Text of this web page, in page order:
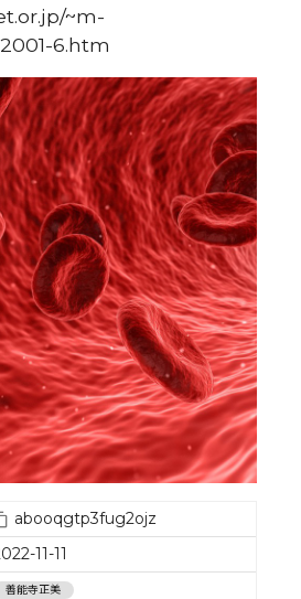
~m-
6.htm
abooqgtp3fug2ojz
11-11
善能寺正美